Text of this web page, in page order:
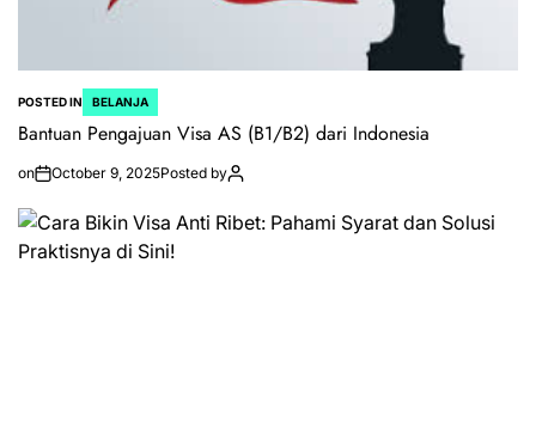
POSTED IN BELANJA
Bantuan Pengajuan Visa AS (B1/B2) dari Indonesia
on October 9, 2025Posted by